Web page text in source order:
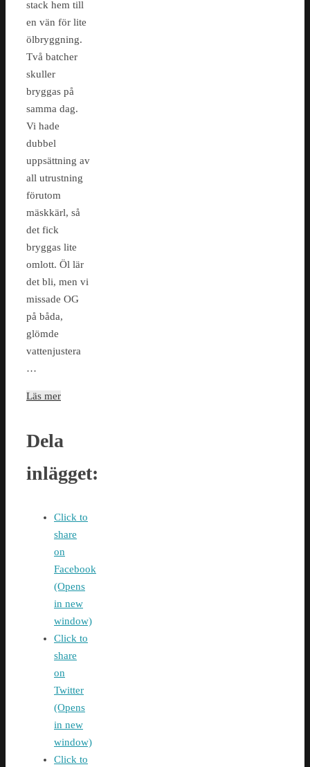
stack hem till
en vän för lite
ölbryggning.
Två batcher
skuller
bryggas på
samma dag.
Vi hade
dubbel
uppsättning av
all utrustning
förutom
mäskkärl, så
det fick
bryggas lite
omlott. Öl lär
det bli, men vi
missade OG
på båda,
glömde
vattenjustera
…
Läs mer
Dela
inlägget:
Click to
share
on
Facebook
(Opens
in new
window)
Click to
share
on
Twitter
(Opens
in new
window)
Click to